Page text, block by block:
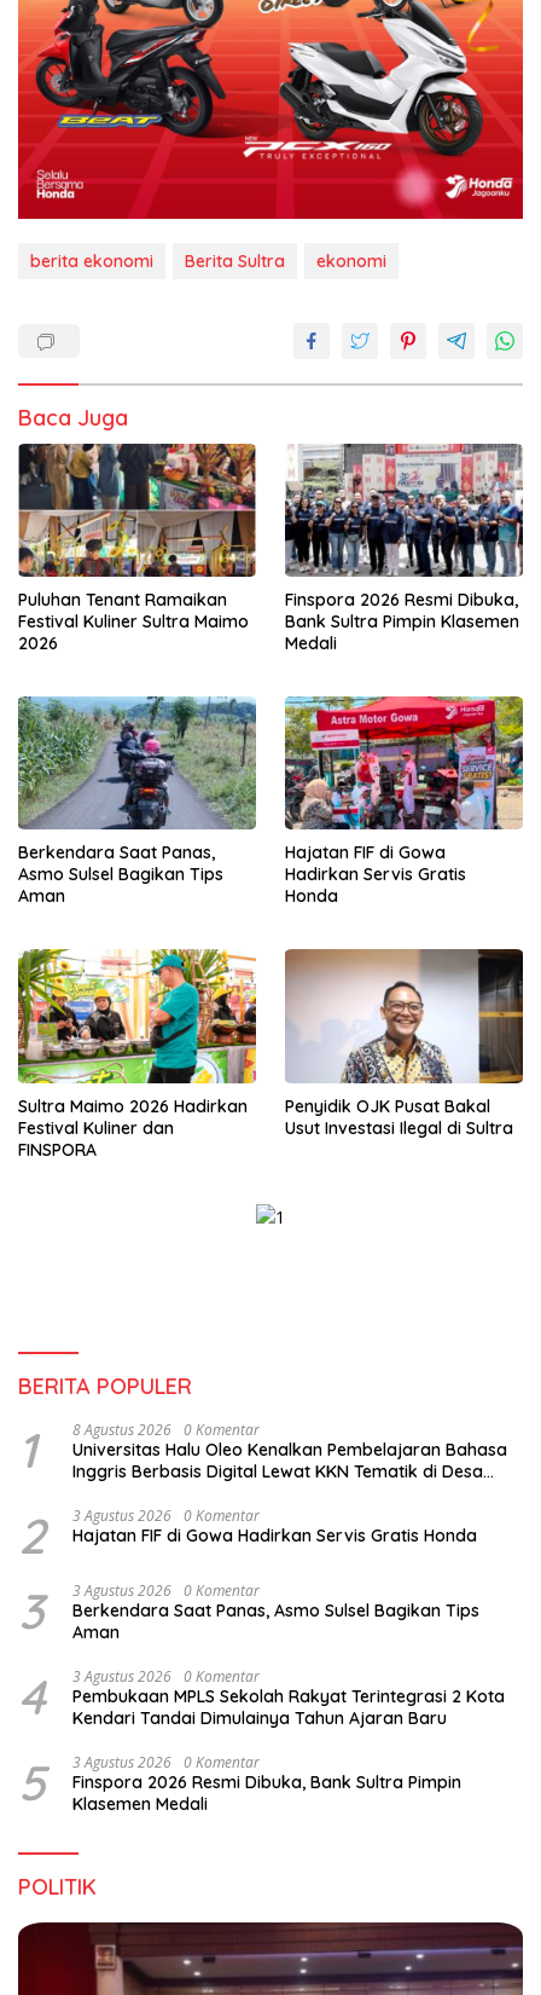
berita ekonomi Berita Sultra ekonomi
Baca Juga
Puluhan Tenant Ramaikan
Festival Kuliner Sultra Maimo
2026
Finspora 2026 Resmi Dibuka,
Bank Sultra Pimpin Klasemen
Medali
Berkendara Saat Panas,
Asmo Sulsel Bagikan Tips
Aman
Hajatan FIF di Gowa
Hadirkan Servis Gratis
Honda
Sultra Maimo 2026 Hadirkan
Festival Kuliner dan
FINSPORA
Penyidik OJK Pusat Bakal
Usut Investasi Ilegal di Sultra
BERITA POPULER
1 8 Agustus 2026 0 Komentar
Universitas Halu Oleo Kenalkan Pembelajaran Bahasa
Inggris Berbasis Digital Lewat KKN Tematik di Desa
2 3 Agustus 2026 0 Komentar
Hajatan FIF di Gowa Hadirkan Servis Gratis Honda
3 3 Agustus 2026 0 Komentar
Berkendara Saat Panas, Asmo Sulsel Bagikan Tips
Aman
4 3 Agustus 2026 0 Komentar
Pembukaan MPLS Sekolah Rakyat Terintegrasi 2 Kota
Kendari Tandai Dimulainya Tahun Ajaran Baru
5 3 Agustus 2026 0 Komentar
Finspora 2026 Resmi Dibuka, Bank Sultra Pimpin
Klasemen Medali
POLITIK